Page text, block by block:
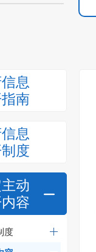
息
南
息
度
动
容
度